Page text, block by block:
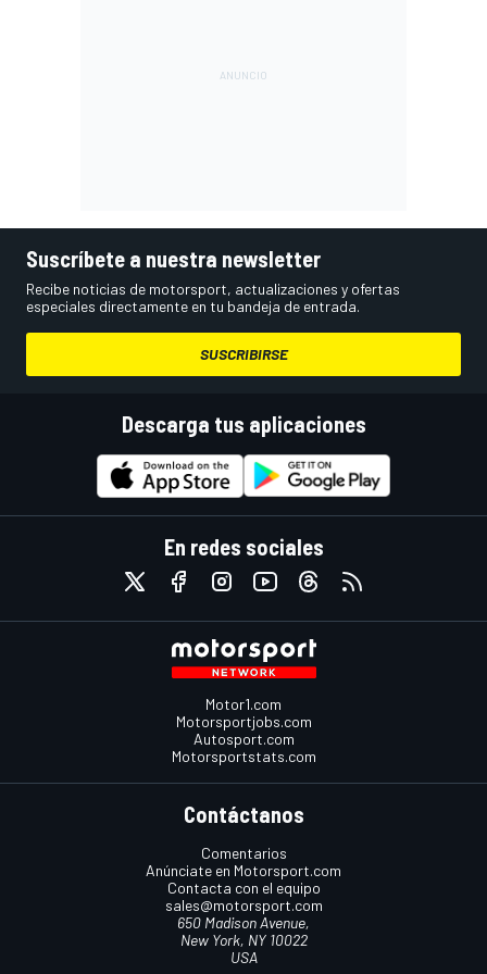
Suscríbete a nuestra newsletter
Recibe noticias de motorsport, actualizaciones y ofertas
especiales directamente en tu bandeja de entrada.
SUSCRIBIRSE
Descarga tus aplicaciones
En redes sociales
Motor1.com
Motorsportjobs.com
Autosport.com
Motorsportstats.com
Contáctanos
Comentarios
Anúnciate en Motorsport.com
Contacta con el equipo
sales@motorsport.com
650 Madison Avenue,
New York, NY 10022
USA